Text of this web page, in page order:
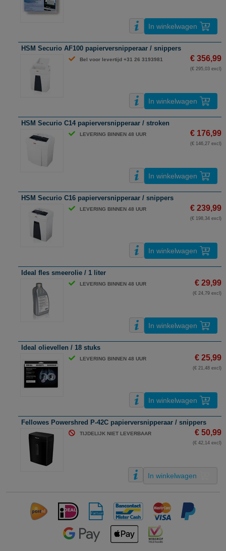
In winkelwagen
HSM Securio AF100 papierversnipperaar / snippers
Bel voor levertijd +31 26 3193981 € 356,99
(€ 295,03 excl)
In winkelwagen
HSM Securio C14 papierversnipperaar / stroken
LEVERING BINNEN 48 UUR € 176,99
(€ 146,27 excl)
In winkelwagen
HSM Securio C16 papierversnipperaar / snippers
LEVERING BINNEN 48 UUR € 239,99
(€ 198,34 excl)
In winkelwagen
Ideal fles smeerolie / 1 liter
LEVERING BINNEN 48 UUR € 29,99
(€ 24,79 excl)
In winkelwagen
Ideal olievellen / 18 stuks
LEVERING BINNEN 48 UUR € 25,99
(€ 21,48 excl)
In winkelwagen
Fellowes Powershred P-42C papierversnipperaar / snippers
TIJDELIJK NIET LEVERBAAR € 50,99
(€ 42,14 excl)
In winkelwagen